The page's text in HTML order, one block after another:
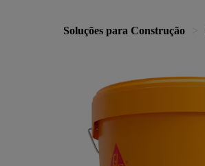
Soluções para Construção